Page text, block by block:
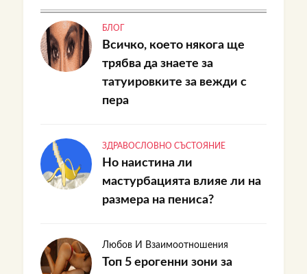
БЛОГ
Всичко, което някога ще
трябва да знаете за
татуировките за вежди с
пера
ЗДРАВОСЛОВНО СЪСТОЯНИЕ
Но наистина ли
мастурбацията влияе ли на
размера на пениса?
Любов И Взаимоотношения
Топ 5 ерогенни зони за